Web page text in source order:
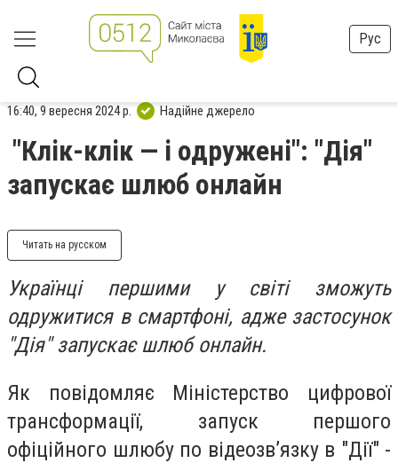
Рус
16:40, 9 вересня 2024 р. Надійне джерело
"Клік-клік — і одружені": "Дія"
запускає шлюб онлайн
Читать на русском
Українці першими у світі зможуть
одружитися в смартфоні, адже застосунок
"Дія" запускає шлюб онлайн.
Як повідомляє Міністерство цифрової
трансформації, запуск першого
офіційного шлюбу по відеозвʼязку в "Дії" -